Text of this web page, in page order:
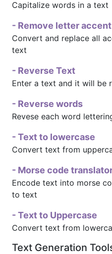
Capitalize words in a text
- Remove letter accent
Convert and replace all
text
- Reverse Text
Enter a text and it will be
- Reverse words
Revese each word
- Text to lowercase
Convert text from
- Morse code
Encode text into morse
to text
- Text to Uppercase
Convert text from
Text Generation